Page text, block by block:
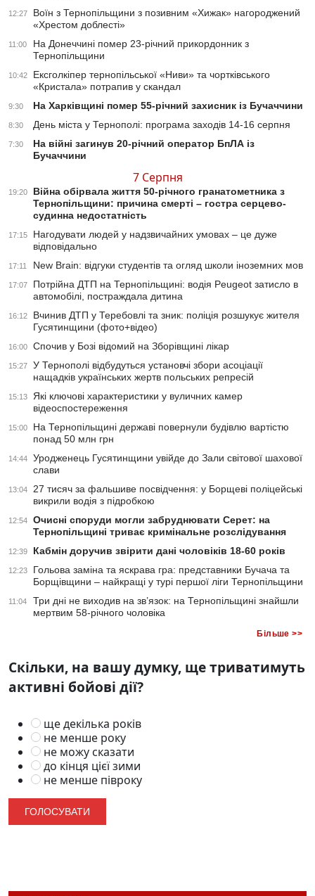
12:27
Воїн з Тернопільщини з позивним «Хижак» нагороджений
«Хрестом доблесті»
11:00
На Донеччині помер 23-річний прикордонник з
Тернопільщини
10:42
Ексголкіпер тернопільської «Ниви» та чортківського
«Кристала» потрапив у скандал
9:30 На Харківщині помер 55-річний захисник із Бучаччини
8:30 День міста у Тернополі: програма заходів 14-16 серпня
7:30
На війні загинув 20-річний оператор БпЛА із
Бучаччини
7 Серпня
19:20
Війна обірвала життя 50-річного гранатометника з
Тернопільщини: причина смерті – гостра серцево-
судинна недостатність
17:15
Нагодувати людей у надзвичайних умовах – це дуже
відповідально
17:11 New Brain: відгуки студентів та огляд школи іноземних мов
17:07
Потрійна ДТП на Тернопільщині: водія Peugeot затисло в
автомобілі, постраждала дитина
16:12
Вчинив ДТП у Теребовлі та зник: поліція розшукує жителя
Гусятинщини (фото+відео)
16:00 Спочив у Бозі відомий на Зборівщині лікар
15:27
У Тернополі відбудуться установчі збори асоціації
нащадків українських жертв польських репресій
15:13
Які ключові характеристики у вуличних камер
відеоспостереження
15:00
На Тернопільщині державі повернули будівлю вартістю
понад 50 млн грн
14:44
Уродженець Гусятинщини увійде до Зали світової шахової
слави
13:04
27 тисяч за фальшиве посвідчення: у Борщеві поліцейські
викрили водія з підробкою
12:54
Очисні споруди могли забруднювати Серет: на
Тернопільщині триває кримінальне розслідування
12:39 Кабмін доручив звірити дані чоловіків 18-60 років
12:23
Гольова заміна та яскрава гра: представники Бучача та
Борщівщини – найкращі у турі першої ліги Тернопільщини
11:04
Три дні не виходив на зв’язок: на Тернопільщині знайшли
мертвим 58-річного чоловіка
Більше >>
Скільки, на вашу думку, ще триватимуть
активні бойові дії?
ще декілька років
не менше року
не можу сказати
до кінця цієї зими
не менше півроку